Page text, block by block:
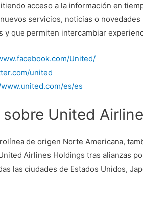
acceso a la información en
servicios, noticias o
y que permiten intercambiar
United/
united
es/es
United
de origen Norte Americana,
Airlines Holdings tras alianzas
las ciudades de Estados Unidos,